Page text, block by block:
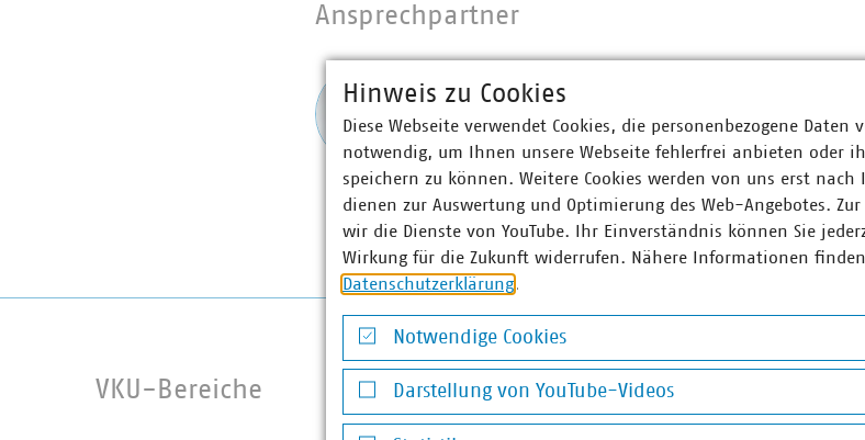
Ansprechpartner
Valeriya Morgenstern
+49 211 159243-14
morgenstern(at)vku(dot)de
VKU-Bereiche
Hinweis zu Cookies
Diese Webseite verwendet Cookies, die personenbezogene
notwendig, um Ihnen unsere Webseite fehlerfrei anbieten oder
speichern zu können. Weitere Cookies werden von uns erst
dienen zur Auswertung und Optimierung des Web-Angebotes.
wir die Dienste von YouTube. Ihr Einverständnis können Sie
Wirkung für die Zukunft widerrufen. Nähere Informationen
Datenschutzerklärung.
Notwendige Cookies
Notwendige Cookies
Darstellung von YouTube-Videos
Darstellung von YouTube-Videos